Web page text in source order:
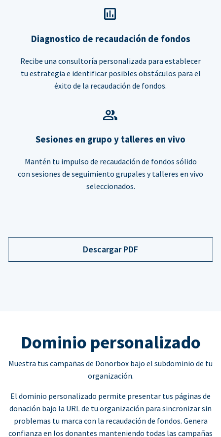
Diagnostico de recaudación de fondos
Recibe una consultoría personalizada para establecer
tu estrategia e identificar posibles obstáculos para el
éxito de la recaudación de fondos.
Sesiones en grupo y talleres en vivo
Mantén tu impulso de recaudación de fondos sólido
con sesiones de seguimiento grupales y talleres en vivo
seleccionados.
Descargar PDF
Dominio personalizado
Muestra tus campañas de Donorbox bajo el subdominio de tu
organización.
El dominio personalizado permite presentar tus páginas de
donación bajo la URL de tu organización para sincronizar sin
problemas tu marca con la recaudación de fondos. Genera
confianza en los donantes manteniendo todas las campañas